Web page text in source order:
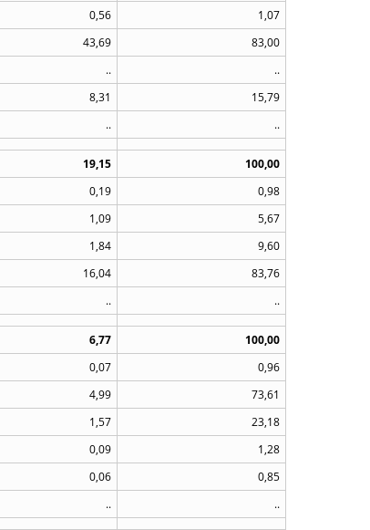
0,56
1,07
43,69
83,00
..
..
8,31
15,79
.. ..
19,15
100,00
0,19
0,98
1,09
5,67
1,84
9,60
16,04
83,76
.. ..
6,77
100,00
0,07
0,96
4,99
73,61
1,57
23,18
0,09
1,28
0,06
0,85
.. ..